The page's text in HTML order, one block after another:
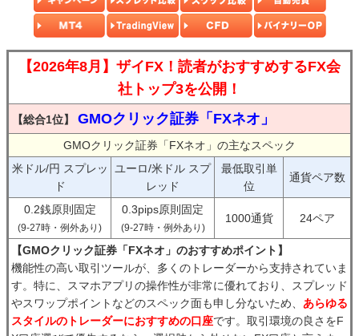
【2026年8月】ザイFX！読者がおすすめするFX会
社トップ3を公開！
【総合1位】 GMOクリック証券「FXネオ」
GMOクリック証券「FXネオ」の主なスペック
米ドル/円 スプレッ
ド
ユーロ/米ドル スプ
レッド
最低取引単
位
通貨ペア数
0.2銭原則固定
(9-27時・例外あり)
0.3pips原則固定
(9-27時・例外あり)
1000通貨 24ペア
【GMOクリック証券「FXネオ」のおすすめポイント】
機能性の高い取引ツールが、多くのトレーダーから支持されていま
す。特に、スマホアプリの操作性が非常に優れており、スプレッド
やスワップポイントなどのスペック面も申し分ないため、 あらゆる
スタイルのトレーダーにおすすめの口座です。取引環境の良さをF